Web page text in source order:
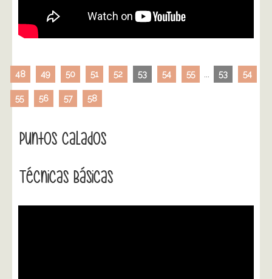
48 49 50 51 52 53 54 55 53 54
55 56 57 58
Puntos Calados
Técnicas Básicas